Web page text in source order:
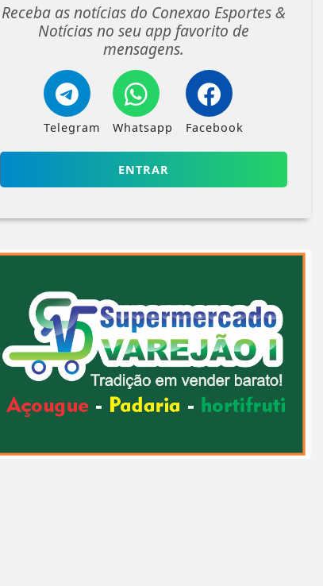
Receba as notícias do Conexao Esportes &
Notícias no seu app favorito de
mensagens.
Telegram Whatsapp Facebook
ENTRAR